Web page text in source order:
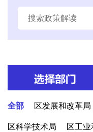
全部 区发展和改革局
区科学技术局 区工